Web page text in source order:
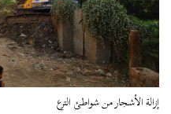
إزالة الأشجار من شواطئ الترع